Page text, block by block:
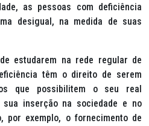
as pessoas com deficiência
desigual, na medida de suas
estudarem na rede regular de
têm o direito de serem
que possibilitem o seu real
sua inserção na sociedade e no
por exemplo, o fornecimento de